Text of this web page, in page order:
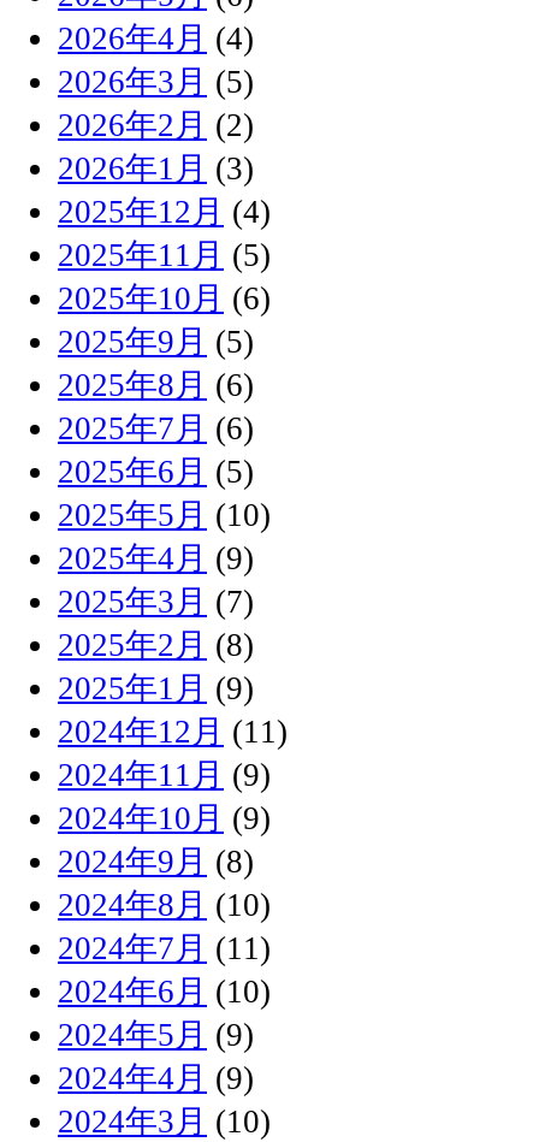
2026年4月 (4)
2026年3月 (5)
2026年2月 (2)
2026年1月 (3)
2025年12月 (4)
2025年11月 (5)
2025年10月 (6)
2025年9月 (5)
2025年8月 (6)
2025年7月 (6)
2025年6月 (5)
2025年5月 (10)
2025年4月 (9)
2025年3月 (7)
2025年2月 (8)
2025年1月 (9)
2024年12月 (11)
2024年11月 (9)
2024年10月 (9)
2024年9月 (8)
2024年8月 (10)
2024年7月 (11)
2024年6月 (10)
2024年5月 (9)
2024年4月 (9)
2024年3月 (10)